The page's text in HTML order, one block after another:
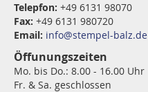
Telepfon: +49 6131 98070
Fax: +49 6131 980720
Email: info@stempel-balz.de
Öffunungszeiten
Mo. bis Do.: 8.00 - 16.00 Uhr
Fr. & Sa. geschlossen